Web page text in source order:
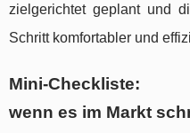
zielgerichtet geplant und
Schritt komfortabler und
Mini-Checkliste:
wenn es im Markt